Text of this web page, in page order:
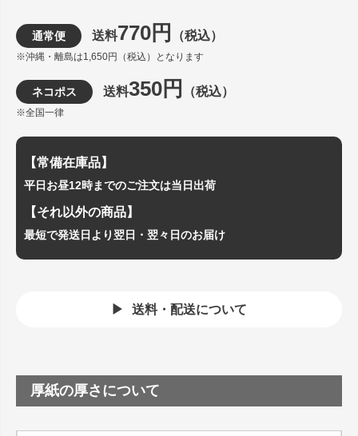
通常便 送料770円 （税込）
※沖縄・離島は1,650円（税込）となります
ネコポス 送料350円 （税込）
※全国一律
【常備在庫品】
平日お昼12時までのご注文は当日出荷
【それ以外の商品】
最短で発送日より翌日・翌々日のお届け
送料・配送について
厚紙の厚さについて